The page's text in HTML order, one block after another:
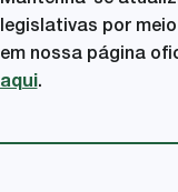
legislativas por
em nossa página
aqui.